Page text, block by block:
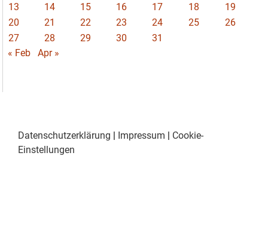
13
14 15 16 17 18
19
20
21 22 23 24 25
26
27
28 29 30
31
« Feb
Apr »
Datenschutzerklärung | Impressum | Cookie-
Einstellungen